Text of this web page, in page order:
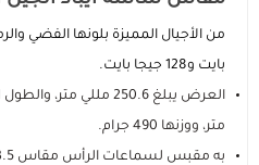
بايت و128 جيجا بايت.
متر، ووزنها 490 جرام.